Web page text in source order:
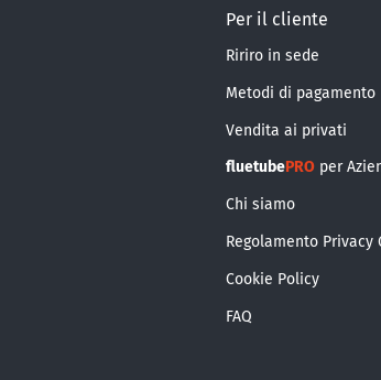
Per il cliente
Ririro in sede
Metodi di pagamento
Vendita ai privati
fluetubePROper
Chi siamo
Regolamento Privacy
Cookie Policy
FAQ